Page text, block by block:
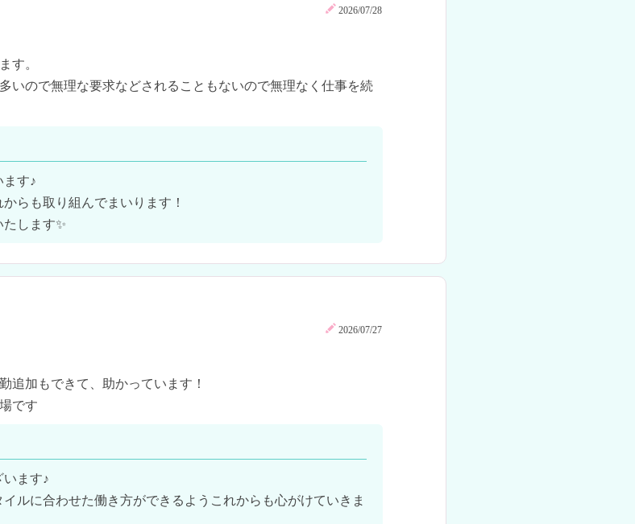
2026/07/28
す。
いので無理な要求などされることもないので無理なく仕事を続
ます♪
らも取り組んでまいります！
します✨
2026/07/27
追加もできて、助かっています！
場です
ます♪
ルに合わせた働き方ができるようこれからも心がけていきま